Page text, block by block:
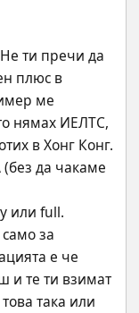
ти пречи да
плюс в
ме
нямах ИЕЛТС,
в Хонг Конг.
да чакаме
или full.
за
е че
и те ти взимат
така или